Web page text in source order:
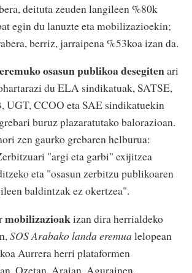
deituta zeuden langileen %80k
egin du lanuzte eta mobilizazioekin;
berriz, jarraipena %53koa izan da.
osasun publikoa desegitenari
du ELA sindikatuak, SATSE,
UGT, CCOO eta SAE sindikatuekin
buruz plazaratutako balorazioan.
zen gaurko grebaren helburua:
"argi eta garbi" exijitzea
eta "osasun zerbitzu publikoaren
baldintzak ez okertzea".
mobilizazioakizan dira herrialdeko
SOS Arabako landa eremua lelopean
Aurrera herri plataformen
Ozetan, Araian, Agurainen,